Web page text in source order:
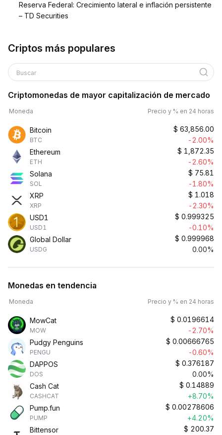
Reserva Federal: Crecimiento lateral e inflación persistente
– TD Securities
Criptos más populares
Buscar
Criptomonedas de mayor capitalización de mercado
Moneda Precio y % en 24 horas
Bitcoin
BTC
$ 63,856.00
-2.00%
Ethereum
ETH
$ 1,872.35
-2.60%
Solana
SOL
$ 75.81
-1.80%
XRP
XRP
$ 1.018
-2.30%
USD1
USD1
$ 0.999325
-0.10%
Global Dollar
USDG
$ 0.999968
0.00%
Monedas en tendencia
Moneda Precio y % en 24 horas
MowCat
MOW
$ 0.0196614
-2.70%
Pudgy Penguins
PENGU
$ 0.00666765
-0.60%
DAPPOS
DOS
$ 0.376187
0.00%
Cash Cat
CASHCAT
$ 0.14889
+8.70%
Pump.fun
PUMP
$ 0.00278606
+4.20%
Bittensor
$ 200.37